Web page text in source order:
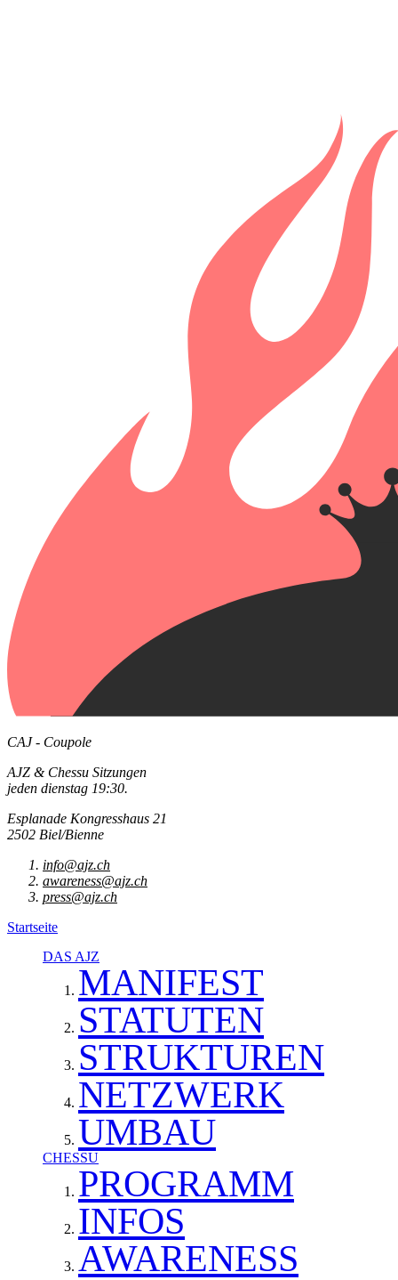
CAJ - Coupole
AJZ & Chessu Sitzungen
jeden dienstag 19:30.
Esplanade Kongresshaus 21
2502 Biel/Bienne
info@ajz.ch
awareness@ajz.ch
press@ajz.ch
Startseite
DAS AJZ
MANIFEST
STATUTEN
STRUKTUREN
NETZWERK
UMBAU
CHESSU
PROGRAMM
INFOS
AWARENESS